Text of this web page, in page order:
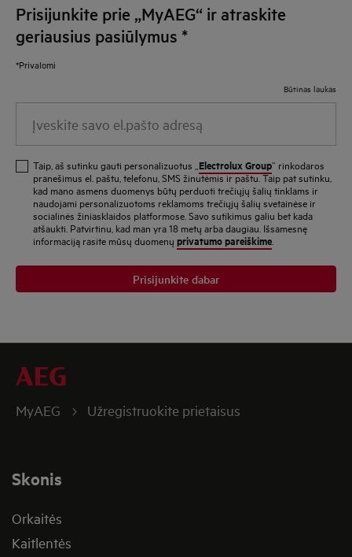
Prisijunkite prie „MyAEG“ ir atraskite
geriausius pasiūlymus *
*Privalomi
Būtinas laukas
Taip, aš sutinku gauti personalizuotus „ Electrolux Group“ rinkodaros
pranešimus el. paštu, telefonu, SMS žinutėmis ir paštu. Taip pat sutinku,
kad mano asmens duomenys būtų perduoti trečiųjų šalių tinklams ir
naudojami personalizuotoms reklamoms trečiųjų šalių svetainėse ir
socialinės žiniasklaidos platformose. Savo sutikimus galiu bet kada
atšaukti. Patvirtinu, kad man yra 18 metų arba daugiau. Išsamesnę
informaciją rasite mūsų duomenų privatumo pareiškime
Prisijunkite dabar
MyAEG Užregistruokite prietaisus
Skonis
Orkaitės
Kaitlentės